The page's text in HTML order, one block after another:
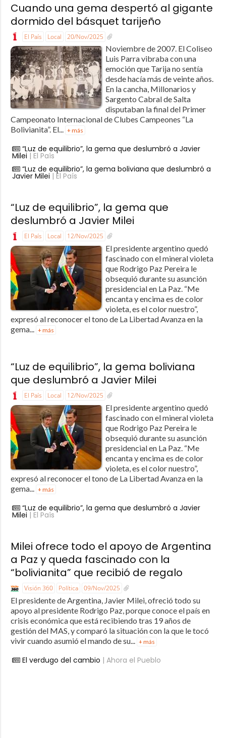
Cuando una gema despertó al gigante
dormido del básquet tarijeño
El País Local 20/Nov/2025
Noviembre de 2007. El Coliseo
Luis Parra vibraba con una
emoción que Tarija no sentía
desde hacía más de veinte años.
En la cancha, Millonarios y
Sargento Cabral de Salta
disputaban la final del Primer
Campeonato Internacional de Clubes Campeones “La
Bolivianita”. El... + más
“Luz de equilibrio”, la gema que deslumbró a Javier
Milei | El País
“Luz de equilibrio”, la gema boliviana que deslumbró a
Javier Milei | El País
“Luz de equilibrio”, la gema que
deslumbró a Javier Milei
El País Local 12/Nov/2025
El presidente argentino quedó
fascinado con el mineral violeta
que Rodrigo Paz Pereira le
obsequió durante su asunción
presidencial en La Paz. “Me
encanta y encima es de color
violeta, es el color nuestro”,
expresó al reconocer el tono de La Libertad Avanza en la
gema... + más
“Luz de equilibrio”, la gema boliviana
que deslumbró a Javier Milei
El País Local 12/Nov/2025
El presidente argentino quedó
fascinado con el mineral violeta
que Rodrigo Paz Pereira le
obsequió durante su asunción
presidencial en La Paz. “Me
encanta y encima es de color
violeta, es el color nuestro”,
expresó al reconocer el tono de La Libertad Avanza en la
gema... + más
“Luz de equilibrio”, la gema que deslumbró a Javier
Milei | El País
Milei ofrece todo el apoyo de Argentina
a Paz y queda fascinado con la
“bolivianita” que recibió de regalo
Visión 360 Política 09/Nov/2025
El presidente de Argentina, Javier Milei, ofreció todo su
apoyo al presidente Rodrigo Paz, porque conoce el país en
crisis económica que está recibiendo tras 19 años de
gestión del MAS, y comparó la situación con la que le tocó
vivir cuando asumió el mando de su... + más
El verdugo del cambio | Ahora el Pueblo